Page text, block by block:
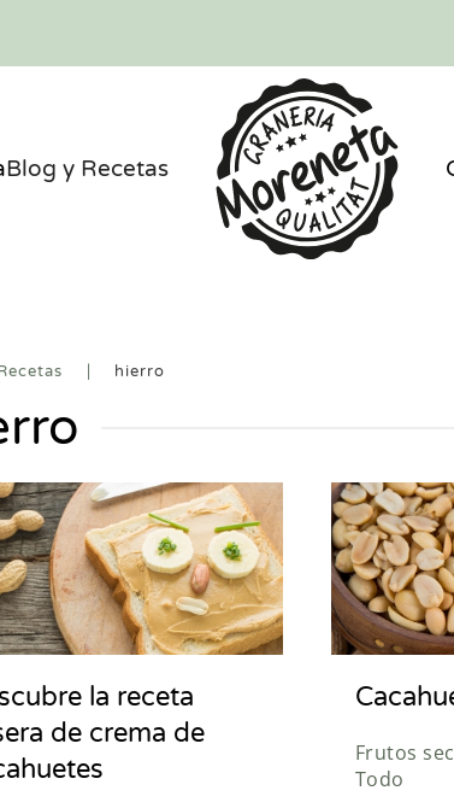
Blog y Recetas
hierro
la receta
de crema de
Frutos
Todo